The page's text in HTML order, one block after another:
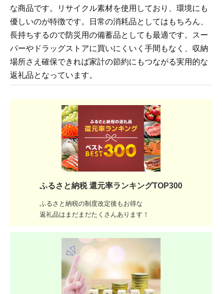
な商品です。リサイクル素材を使用しており、環境にも
優しいのが特徴です。日常の消耗品としてはもちろん、
長持ちするので防災用の備蓄品としても最適です。スー
パーやドラッグストアに買いにくいく手間もなく、収納
場所さえ確保できれば家計の節約にもつながる実用的な
返礼品となっています。
ふるさと納税 還元率ランキングTOP300
ふるさと納税の制度改定後もお得な
返礼品はまだまだたくさんあります！